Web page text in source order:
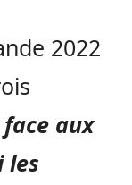
2022
aux
les